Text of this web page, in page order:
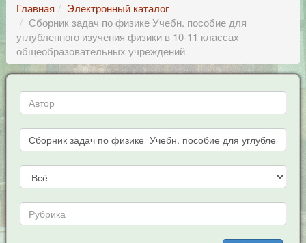
Главная
Электронный каталог
Сборник задач по физике Учебн. пособие для
углубленного изучения физики в 10-11 классах
общеобразовательных учреждений